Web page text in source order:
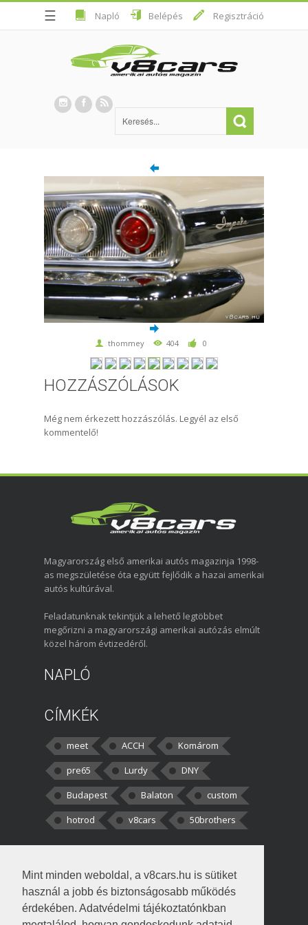
Mint minden weboldal, a v8cars.hu is sütiket
használ a jobb és biztonságosabb működés
érdekében. Adatvédelmi tájékoztatónkban
☰ Napló Belépés Regisztráció
thommey 404 0
HOZZÁSZÓLÁSOK
Még nem érkezett hozzászólás. Legyél az első
kommentelő!
Magyarország első amerikai autós magazinja 1998-
as megszületése óta együtt fejlődik a hazai amerikai
autós kultúrával.
Feladatunknak tekintjük a lehető legtöbbet
megőrizni a magyarországi amerikai autózás elmúlt
közel három évtizedéről.
NAPLÓ
CÍMKÉK
meet ACCH
Komárom
pre65
Lurdy
DNY
Budapest
Balaton
custom
hotrod
v8cars 50brothers
kortisz:Elszúrtam! Én csak két
darabbaal számoltam. Nem tudtam, hogy fél autót,